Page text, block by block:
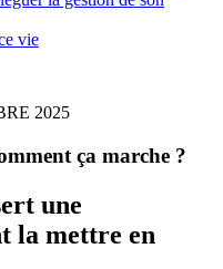
vie
2025
ça marche ?
une
la mettre en